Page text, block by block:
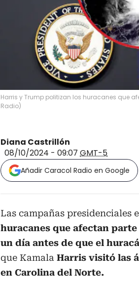
Harris y Trump politizan los huracanes que
Radio)
Diana Castrillón
08/10/2024 - 09:07 GMT-5
Añadir Caracol Radio en Google
Las campañas presidenciales
huracanes que afectan
un día antes de que el
que Kamala Harris visitó las
en Carolina del Norte.